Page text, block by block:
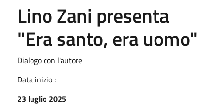
Lino Zani presenta
"Era santo, era uomo"
Dialogo con l'autore
Data inizio :
23 luglio 2025